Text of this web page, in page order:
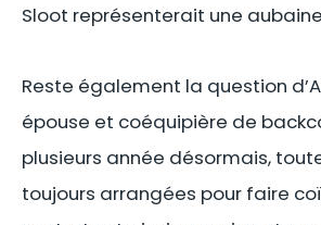
Sloot représenterait une
Reste également la question
épouse et coéquipière de
plusieurs année désormais,
toujours arrangées pour faire